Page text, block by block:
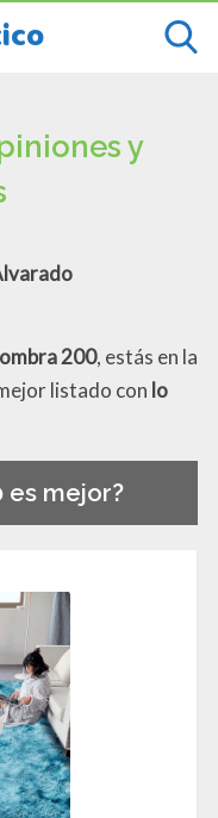
y
200, estás en la
listado con lo
es mejor?